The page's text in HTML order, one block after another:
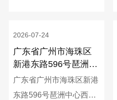
2026-07-24
广东省广州市海珠区
新港东路596号琶洲中
心西塔1104单元招租
项目中选候选人公示
广东省广州市海珠区新港
东路596号琶洲中心西塔